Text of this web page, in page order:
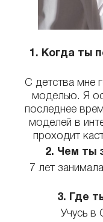
1. Когда ты
С детства мне
моделью. Я
последнее
моделей в
проходит
2. Чем ты
7 лет
3. Где
Учусь